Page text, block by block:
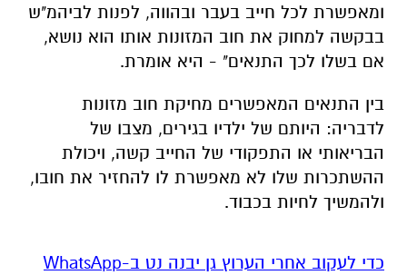
ומאפשרת לכל חייב בעבר ובהווה, לפנות לביהמ"ש
בבקשה למחוק את חוב המזונות אותו הוא נושא,
אם בשלו לכך התנאים" - היא אומרת.
בין התנאים המאפשרים מחיקת חוב מזונות
לדבריה: היותם של ילדיו בגירים, מצבו של
הבריאותי או התפקודי של החייב קשה, ויכולת
ההשתכרות שלו לא מאפשרת לו להחזיר את חובו,
ולהמשיך לחיות בכבוד.
‏כדי לעקוב אחרי הערוץ גן יבנה נט ב-WhatsApp